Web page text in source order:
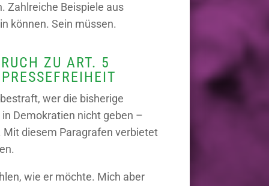
Zahlreiche Beispiele aus
können. Sein müssen.
ZU ART. 5
wer die bisherige
Demokratien nicht geben –
Mit diesem Paragrafen verbietet
wie er möchte. Mich aber